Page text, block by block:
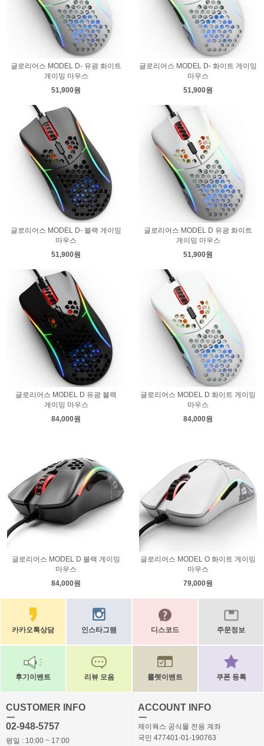
글로리어스 MODEL D- 유광 화이트
게이밍 마우스
51,900원
글로리어스 MODEL D- 화이트 게이밍
마우스
51,900원
글로리어스 MODEL D- 블랙 게이밍
마우스
51,900원
글로리어스 MODEL D 유광 화이트
게이밍 마우스
51,900원
글로리어스 MODEL D 유광 블랙
게이밍 마우스
84,000원
글로리어스 MODEL D 화이트 게이밍
마우스
84,000원
글로리어스 MODEL D 블랙 게이밍
마우스
84,000원
글로리어스 MODEL O 화이트 게이밍
마우스
79,000원
카카오톡상담 인스타그램 디스코드 주문정보
후기이벤트 리뷰 모음 룰렛이벤트 쿠폰 등록
CUSTOMER INFO
ㅡ
02-948-5757
평일 : 10:00 ~ 17:00
ACCOUNT INFO
ㅡ
제이웍스 공식몰 전용 계좌
국민 477401-01-190763